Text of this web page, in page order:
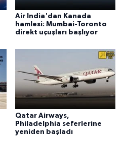
Air India'dan Kanada
hamlesi: Mumbai-Toronto
direkt uçuşları başlıyor
Qatar Airways,
Philadelphia seferlerine
yeniden başladı